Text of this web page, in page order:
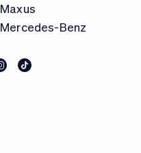
Maxus
Mercedes-Benz